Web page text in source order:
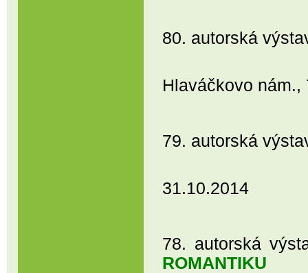
80. autorská
Hlaváčkovo
79. autorská
31.10.2014
78. autorská
ROMANTIKU